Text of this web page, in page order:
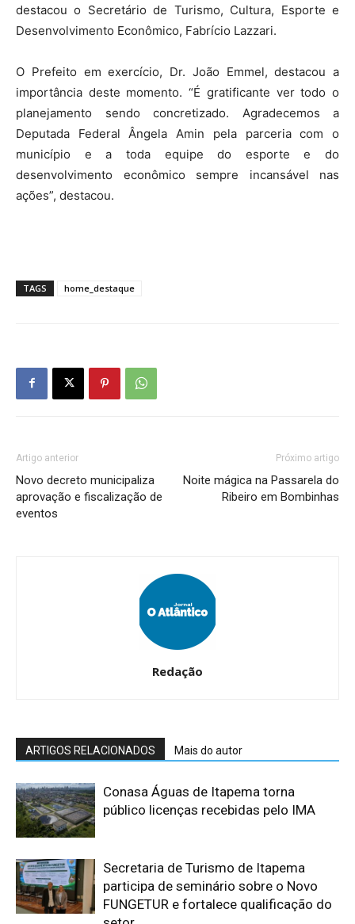
destacou o Secretário de Turismo, Cultura, Esporte e
Desenvolvimento Econômico, Fabrício Lazzari.
O Prefeito em exercício, Dr. João Emmel, destacou a
importância deste momento. “É gratificante ver todo o
planejamento sendo concretizado. Agradecemos a
Deputada Federal Ângela Amin pela parceria com o
município e a toda equipe do esporte e do
desenvolvimento econômico sempre incansável nas
ações”, destacou.
TAGS home_destaque
Artigo anterior
Novo decreto municipaliza
aprovação e fiscalização de
eventos
Próximo artigo
Noite mágica na Passarela do
Ribeiro em Bombinhas
Redação
ARTIGOS RELACIONADOS Mais do autor
Conasa Águas de Itapema torna
público licenças recebidas pelo IMA
Secretaria de Turismo de Itapema
participa de seminário sobre o Novo
FUNGETUR e fortalece qualificação do